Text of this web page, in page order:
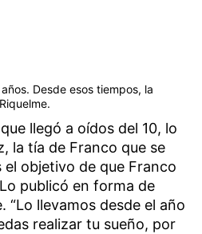
Desde esos tiempos, la
llegó a oídos del 10, lo
la tía de Franco que se
objetivo de que Franco
publicó en forma de
“Lo llevamos desde el año
realizar tu sueño, por